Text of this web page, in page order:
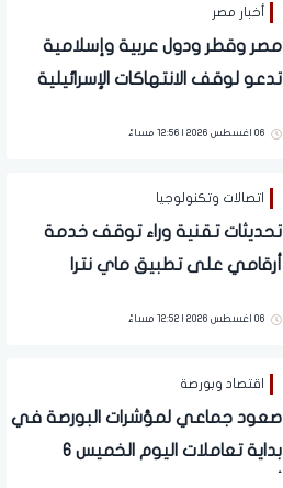
أخبار مصر
مصر وقطر ودول عربية وإسلامية
تدعو لوقف الانتهاكات الإسرائيلية
06 اغسطس 2026 | 12:56 مساءً
اتصالات وتكنولوجيا
تحديثات تقنية وراء توقف خدمة
أرقامي على تطبيق ماي نترا
06 اغسطس 2026 | 12:52 مساءً
اقتصاد وبورصة
صعود جماعي لمؤشرات البورصة في
بداية تعاملات اليوم الخميس 6